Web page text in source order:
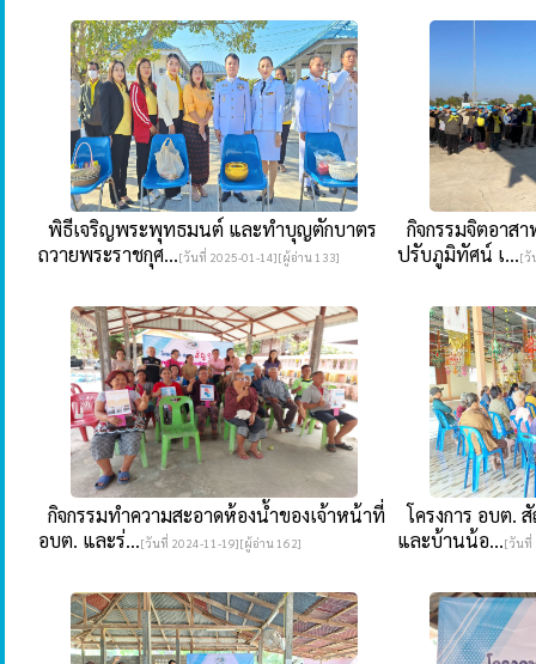
พิธีเจริญพระพุทธมนต์ และทำบุญตักบาตร
ถวายพระราชกุศ...[วันที่ 2025-01-14][ผู้อ่าน 133]
กิจกรรมจิตอาส
ปรับภูมิทัศน์ เ...[วั
กิจกรรมทำความสะอาดห้องน้ำของเจ้าหน้าที่
อบต. และร่...[วันที่ 2024-11-19][ผู้อ่าน 162]
โครงการ อบต.
และบ้านน้อ...[วันที่